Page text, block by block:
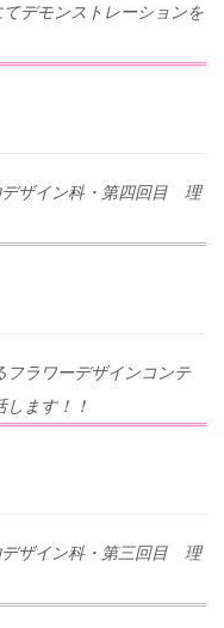
デモンストレーションを
ザイン科・第四回目 理
ラワーデザインコンテ
ます！！
ザイン科・第三回目 理